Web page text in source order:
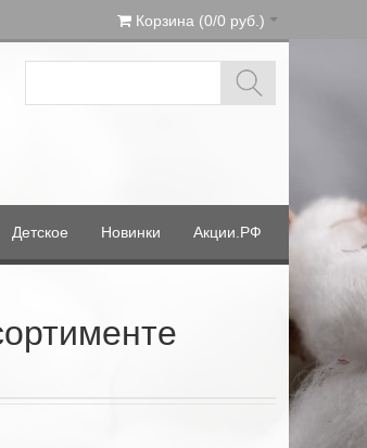
Корзина (0/0 руб.)
Детское Новинки Акции.РФ